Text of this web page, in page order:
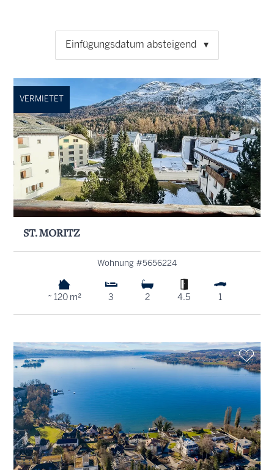
Einfügungsdatum absteigend
VERMIETET
ST. MORITZ
Wohnung #5656224
~ 120 m² 3 2 4.5 1